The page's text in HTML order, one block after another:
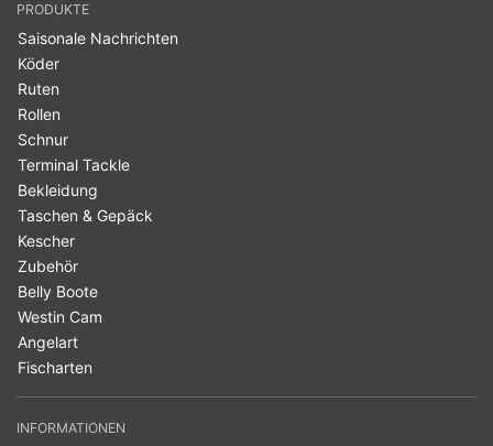
PRODUKTE
Saisonale Nachrichten
Köder
Ruten
Rollen
Schnur
Terminal Tackle
Bekleidung
Taschen & Gepäck
Kescher
Zubehör
Belly Boote
Westin Cam
Angelart
Fischarten
INFORMATIONEN